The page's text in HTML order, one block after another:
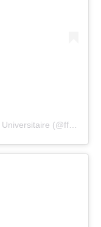
Une publication partagée par FF Sport Universitaire (@ffsu_sportuniversitaire)